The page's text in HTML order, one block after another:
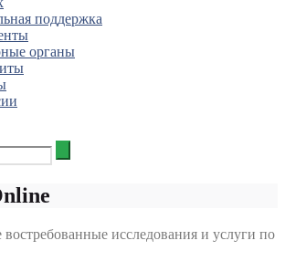
поддержка
органы
исследования и услуги по